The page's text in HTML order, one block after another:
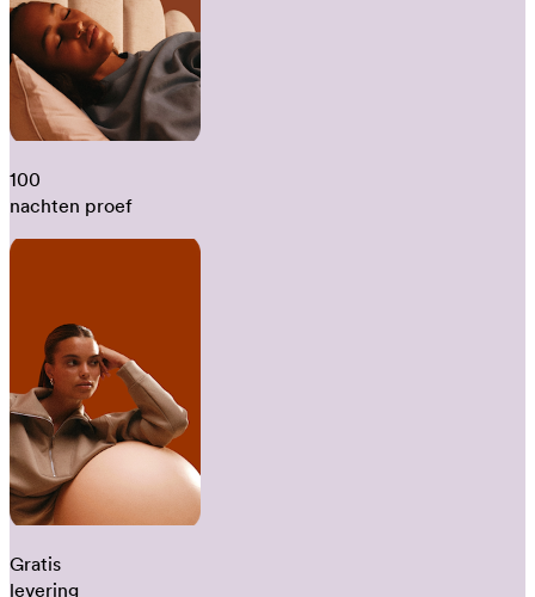
100
nachten proef
Gratis
levering